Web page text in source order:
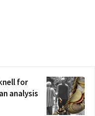
for
analysis